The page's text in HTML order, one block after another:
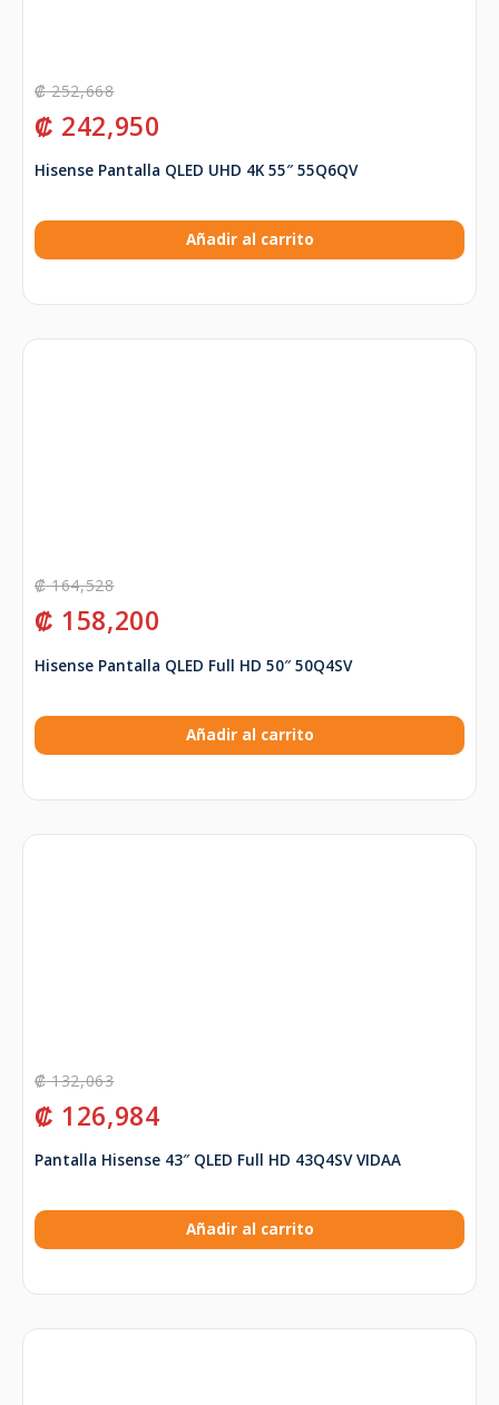
₡252,668
₡ 242,950
Hisense Pantalla QLED UHD 4K 55″ 55Q6QV
Añadir al carrito
₡164,528
₡ 158,200
Hisense Pantalla QLED Full HD 50″ 50Q4SV
Añadir al carrito
₡132,063
₡ 126,984
Pantalla Hisense 43″ QLED Full HD 43Q4SV VIDAA
Añadir al carrito